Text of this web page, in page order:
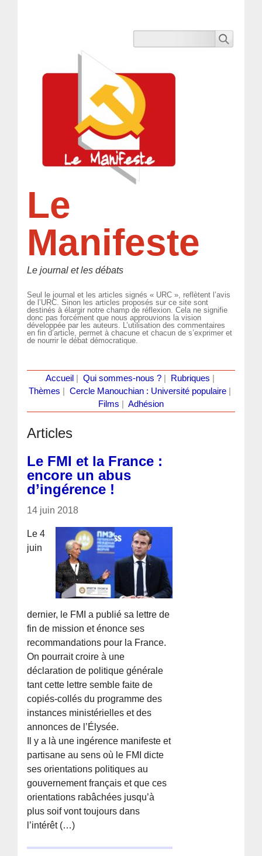
Le
Manifeste
Le journal et les débats
Seul le journal et les articles signés « URC », reflètent l’avis
de l’URC. Sinon les articles proposés sur ce site sont
destinés à élargir notre champ de réflexion. Cela ne signifie
donc pas forcément que nous approuvions la vision
développée par les auteurs. L’utilisation des commentaires
en fin d’article, permet à chacune et chacun de s’exprimer et
de nourrir le débat démocratique.
Accueil Qui sommes-nous ?| Rubriques
Thèmes
Cercle Manouchian : Université populaire
Films
Adhésion
Articles
Le FMI et la France :
encore un abus
d’ingérence !
14 juin 2018
Le 4
juin
dernier, le FMI a publié sa lettre de
fin de mission et énonce ses
recommandations pour la France.
On pourrait croire à une
déclaration de politique générale
tant cette lettre semble faite de
copiés-collés du programme des
instances ministérielles et des
annonces de l’Élysée.
Il y a là une ingérence manifeste et
partisane au sens où le FMI dicte
ses orientations politiques au
gouvernement français et que ces
orientations rabâchées jusqu’à
plus soif vont toujours dans
l’intérêt (…)